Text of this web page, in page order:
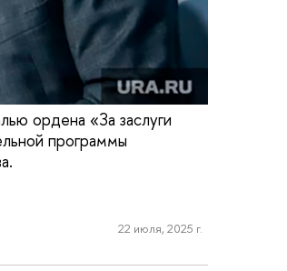
ордена «За заслуги
программы
22 июля, 2025 г.